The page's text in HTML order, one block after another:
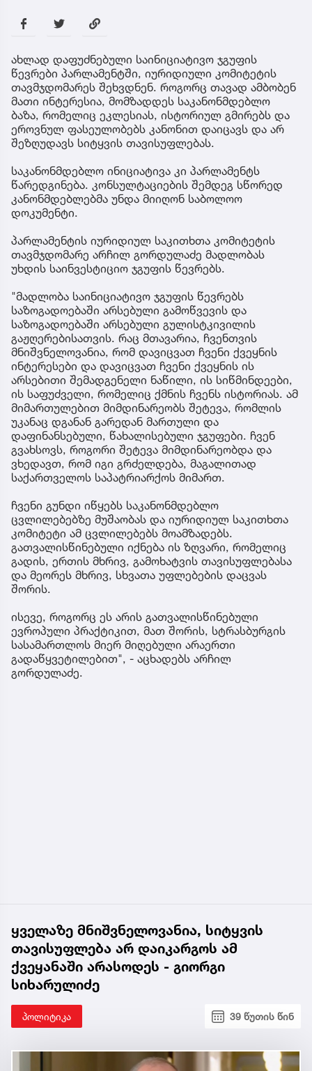
ახლად დაფუძნებული საინიციატივო ჯგუფის
წევრები პარლამენტში, იურიდიული კომიტეტის
თავმჯდომარეს შეხვდნენ. როგორც თავად ამბობენ
მათი ინტერესია, მომზადდეს საკანონმდებლო
ბაზა, რომელიც ეკლესიას, ისტორიულ გმირებს და
ეროვნულ ფასეულობებს კანონით დაიცავს და არ
შეზღუდავს სიტყვის თავისუფლებას.
საკანონმდებლო ინიციატივა კი პარლამენტს
წარედგინება. კონსულტაციების შემდეგ სწორედ
კანონმდებლებმა უნდა მიიღონ საბოლოო
დოკუმენტი.
პარლამენტის იურიდიულ საკითხთა კომიტეტის
თავმჯდომარე არჩილ გორდულაძე მადლობას
უხდის საინვესტიციო ჯგუფის წევრებს.
"მადლობა საინიციატივო ჯგუფის წევრებს
საზოგადოებაში არსებული გამოწვევის და
საზოგადოებაში არსებული გულისტკივილის
გაჟღერებისათვის. რაც მთავარია, ჩვენთვის
მნიშვნელოვანია, რომ დავიცვათ ჩვენი ქვეყნის
ინტერესები და დავიცვათ ჩვენი ქვეყნის ის
არსებითი შემადგენელი ნაწილი, ის სიწმინდეები,
ის საფუძველი, რომელიც ქმნის ჩვენს ისტორიას. ამ
მიმართულებით მიმდინარეობს შეტევა, რომლის
უკანაც დგანან გარედან მართული და
დაფინანსებული, წახალისებული ჯგუფები. ჩვენ
გვახსოვს, როგორი შეტევა მიმდინარეობდა და
ვხედავთ, რომ იგი გრძელდება, მაგალითად
საქართველოს საპატრიარქოს მიმართ.
ჩვენი გუნდი იწყებს საკანონმდებლო
ცვლილებებზე მუშაობას და იურიდიულ საკითხთა
კომიტეტი ამ ცვლილებებს მოამზადებს.
გათვალისწინებული იქნება ის ზღვარი, რომელიც
გადის, ერთის მხრივ, გამოხატვის თავისუფლებასა
და მეორეს მხრივ, სხვათა უფლებების დაცვას
შორის.
ისევე, როგორც ეს არის გათვალისწინებული
ევროპული პრაქტიკით, მათ შორის, სტრასბურგის
სასამართლოს მიერ მიღებული არაერთი
გადაწყვეტილებით", - აცხადებს არჩილ
გორდულაძე.
ყველაზე მნიშვნელოვანია, სიტყვის
თავისუფლება არ დაიკარგოს ამ
ქვეყანაში არასოდეს - გიორგი
სიხარულიძე
პოლიტიკა 39 წუთის წინ